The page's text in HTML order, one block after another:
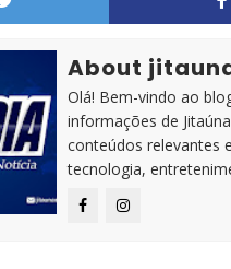
About
Olá! Bem-vindo ao
informações de
conteúdos relevantes
tecnologia,